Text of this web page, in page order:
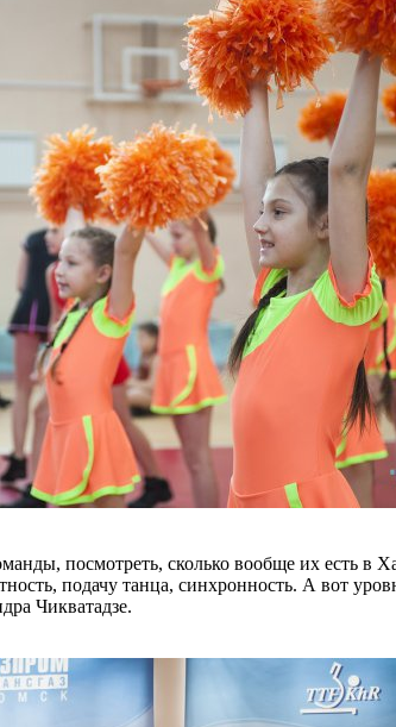
посмотреть, сколько вообще их есть в
подачу танца, синхронность. А вот
Чикватадзе.